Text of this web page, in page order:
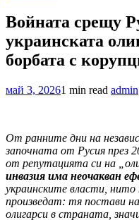
Войната срещу
украинската
борбата с
май 3, 20261 min read admin
От ранните дни на
започната от Русия през
от репутацията си на
инвазия има неочакван
украинските власти,
произведат: тя постави
олигарси в страната,